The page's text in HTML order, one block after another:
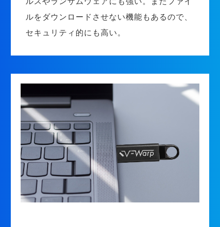
ルをダウンロードさせない機能もあるので、
セキュリティ的にも高い。